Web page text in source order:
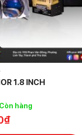
1.8 INCH
₫
Còn hàng